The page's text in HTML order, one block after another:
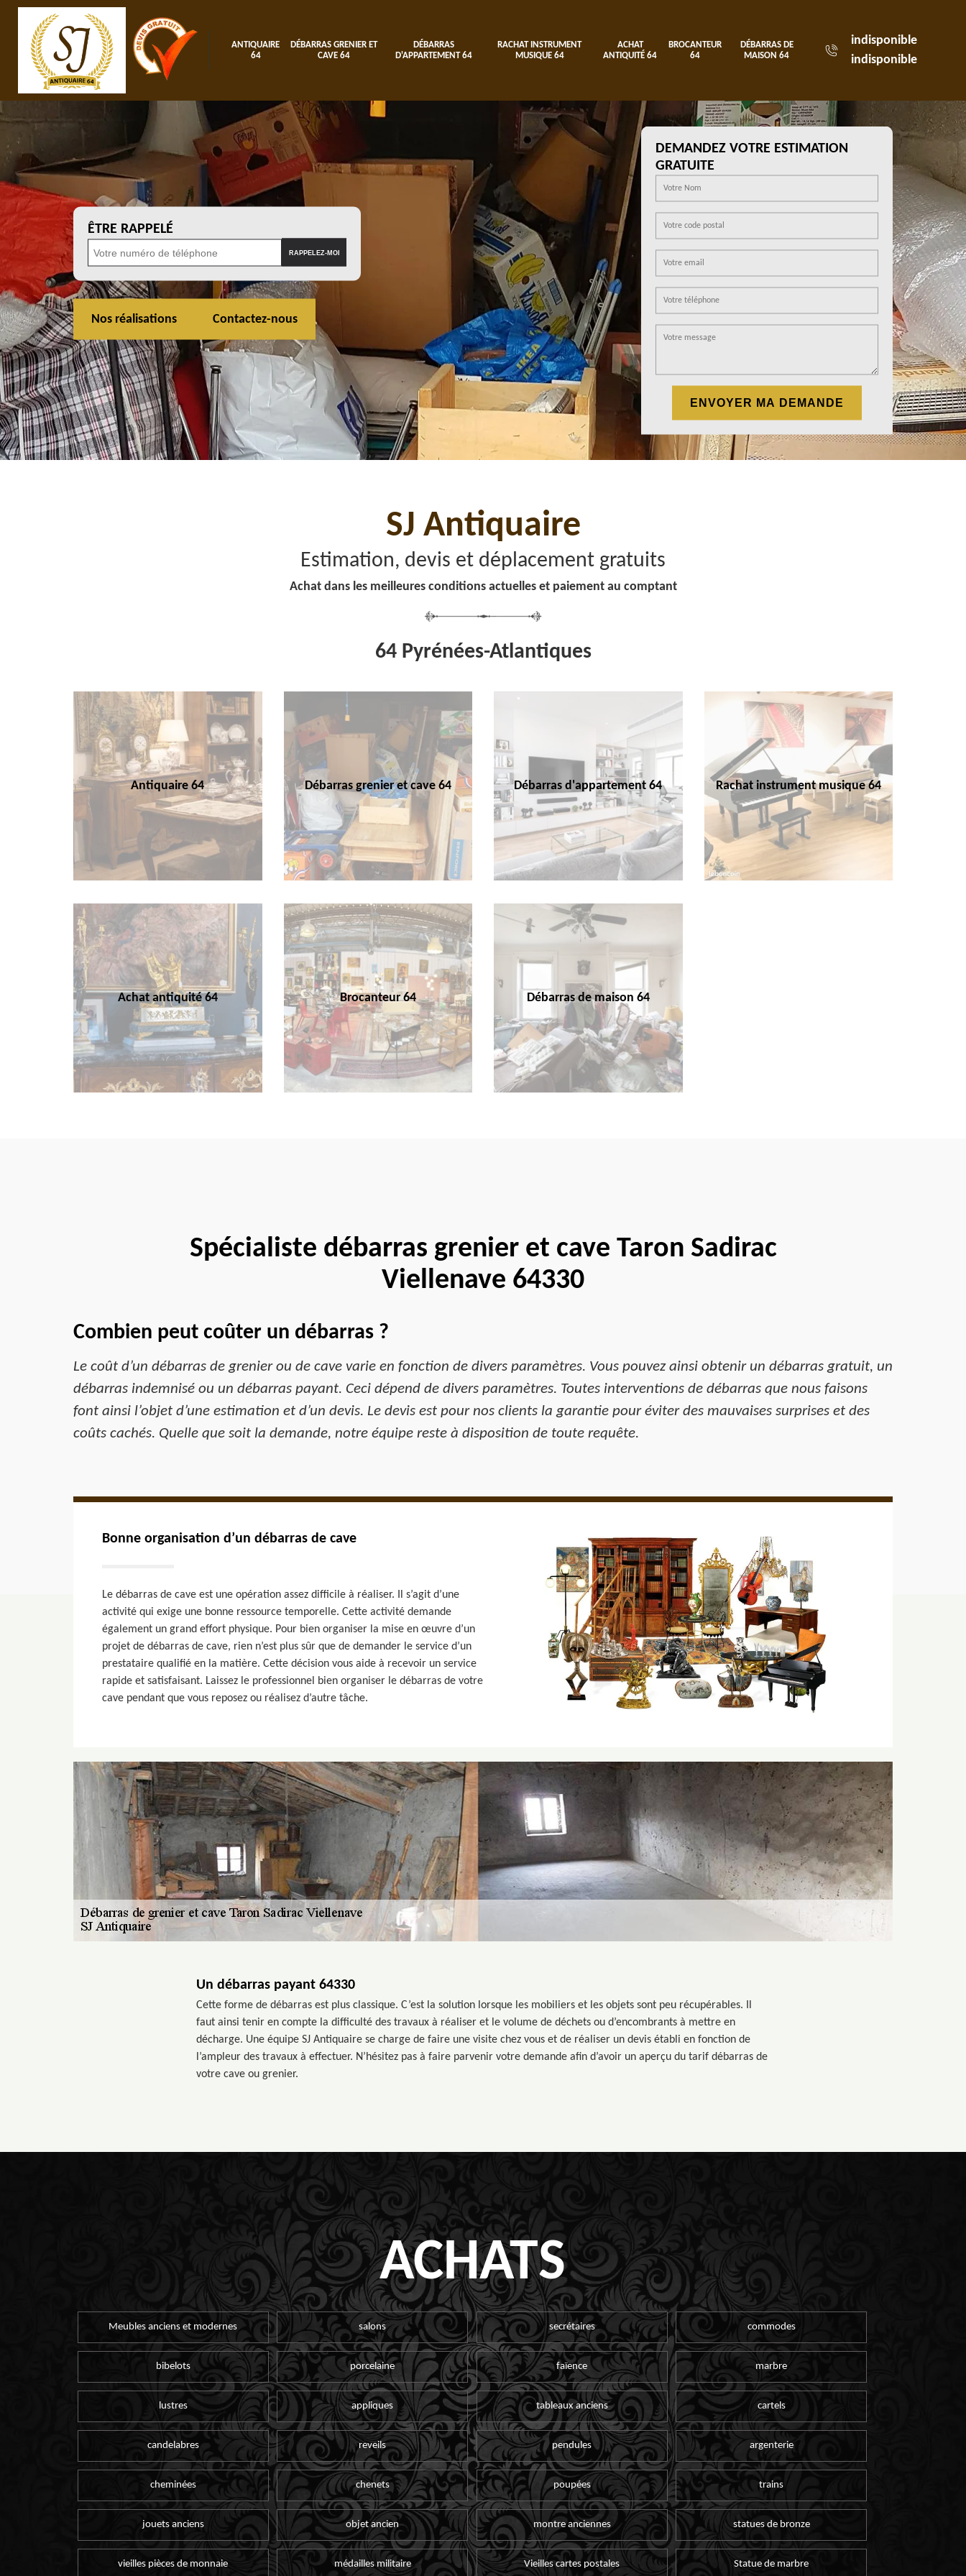
ANTIQUAIRE
64
DÉBARRAS GRENIER ET
CAVE 64
DÉBARRAS
D'APPARTEMENT 64
RACHAT INSTRUMENT
MUSIQUE 64
ACHAT
ANTIQUITÉ 64
BROCANTEUR
64
DÉBARRAS DE
MAISON 64
indisponible
indisponible
ÊTRE RAPPELÉ
Nos réalisations Contactez-nous
DEMANDEZ VOTRE ESTIMATION
GRATUITE
SJ Antiquaire
Estimation, devis et déplacement gratuits
Achat dans les meilleures conditions actuelles et paiement au comptant
64 Pyrénées-Atlantiques
Antiquaire 64 Débarras grenier et cave 64 Débarras d'appartement 64 Rachat instrument musique 64
Achat antiquité 64 Brocanteur 64 Débarras de maison 64
Spécialiste débarras grenier et cave Taron Sadirac
Viellenave 64330
Combien peut coûter un débarras ?
Le coût d’un débarras de grenier ou de cave varie en fonction de divers paramètres. Vous pouvez ainsi obtenir un débarras gratuit, un
débarras indemnisé ou un débarras payant. Ceci dépend de divers paramètres. Toutes interventions de débarras que nous faisons
font ainsi l’objet d’une estimation et d’un devis. Le devis est pour nos clients la garantie pour éviter des mauvaises surprises et des
coûts cachés. Quelle que soit la demande, notre équipe reste à disposition de toute requête.
Bonne organisation d’un débarras de cave
Le débarras de cave est une opération assez difficile à réaliser. Il s’agit d’une
activité qui exige une bonne ressource temporelle. Cette activité demande
également un grand effort physique. Pour bien organiser la mise en œuvre d’un
projet de débarras de cave, rien n’est plus sûr que de demander le service d’un
prestataire qualifié en la matière. Cette décision vous aide à recevoir un service
rapide et satisfaisant. Laissez le professionnel bien organiser le débarras de votre
cave pendant que vous reposez ou réalisez d’autre tâche.
Un débarras payant 64330
Cette forme de débarras est plus classique. C’est la solution lorsque les mobiliers et les objets sont peu récupérables. Il
faut ainsi tenir en compte la difficulté des travaux à réaliser et le volume de déchets ou d’encombrants à mettre en
décharge. Une équipe SJ Antiquaire se charge de faire une visite chez vous et de réaliser un devis établi en fonction de
l’ampleur des travaux à effectuer. N’hésitez pas à faire parvenir votre demande afin d’avoir un aperçu du tarif débarras de
votre cave ou grenier.
ACHATS
Meubles anciens et modernes salons secrétaires commodes
bibelots porcelaine faïence marbre
lustres appliques tableaux anciens cartels
candelabres reveils pendules argenterie
cheminées chenets poupées trains
jouets anciens objet ancien montre anciennes statues de bronze
vieilles pièces de monnaie médailles militaire Vieilles cartes postales Statue de marbre